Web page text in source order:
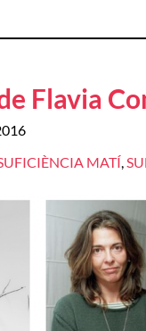
Flavia
MATÍ,